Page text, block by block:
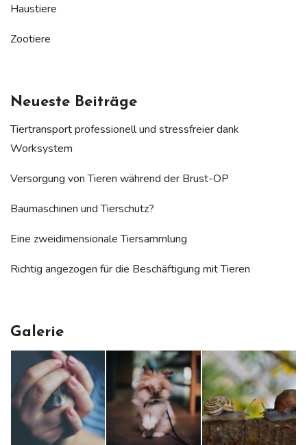
Haustiere
Zootiere
Neueste Beiträge
Tiertransport professionell und stressfreier dank
Worksystem
Versorgung von Tieren während der Brust-OP
Baumaschinen und Tierschutz?
Eine zweidimensionale Tiersammlung
Richtig angezogen für die Beschäftigung mit Tieren
Galerie